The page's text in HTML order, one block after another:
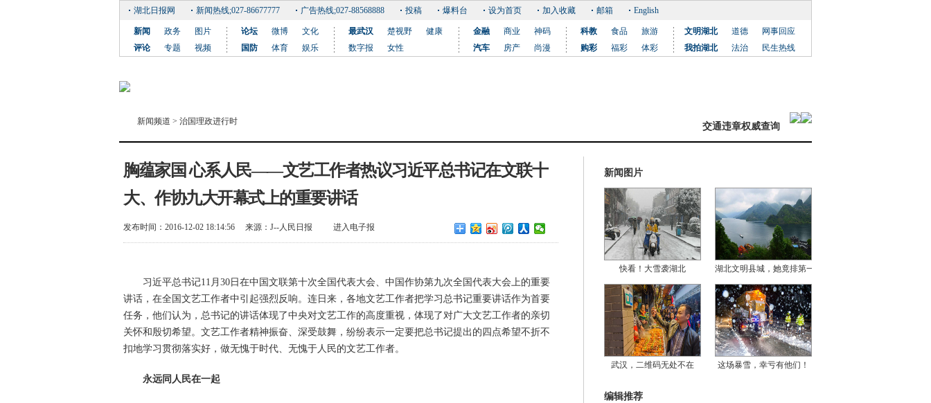
湖北日报网 新闻热线;027-86677777 广告热线;027-88568888 投稿 爆料台 设为首页 加入收藏 邮箱 English
新闻 政务
图片
评论
专题 视频
论坛 微博
文化
国防
体育 娱乐
最武汉 楚视野
健康
数字报
女性
金融 商业
神码
汽车
房产 尚漫
科教 食品
旅游
购彩
福彩 体彩
文明湖北 道德
网事回应
我拍湖北
法治 民生热线
新闻频道 > 治国理政进行时 交通违章权威查询
胸蕴家国 心系人民——文艺工作者热议习近平总书记在文联十
大、作协九大开幕式上的重要讲话
发布时间：2016-12-02 18:14:56 来源：J--人民日报 进入电子报
习近平总书记11月30日在中国文联第十次全国代表大会、中国作协第九次全国代表大会上的重要
讲话，在全国文艺工作者中引起强烈反响。连日来，各地文艺工作者把学习总书记重要讲话作为首要
任务，他们认为，总书记的讲话体现了中央对文艺工作的高度重视，体现了对广大文艺工作者的亲切
关怀和殷切希望。文艺工作者精神振奋、深受鼓舞，纷纷表示一定要把总书记提出的四点希望不折不
扣地学习贯彻落实好，做无愧于时代、无愧于人民的文艺工作者。
永远同人民在一起
新闻图片
快看！大雪袭湖北 湖北文明县城，她竟排第一
武汉，二维码无处不在 这场暴雪，幸亏有他们！
编辑推荐